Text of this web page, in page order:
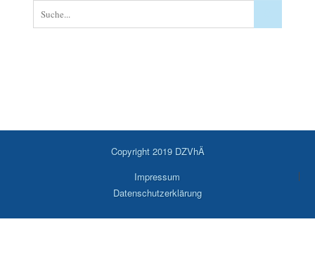
Copyright 2019 DZVhÄ
Impressum
Datenschutzerklärung